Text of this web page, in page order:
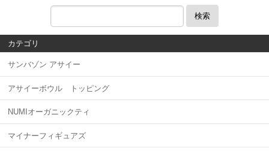
検索
カテゴリ
サンバゾン アサイー
アサイーボウル トッピング
NUMIオーガニックティ
マイナーフィギュアズ